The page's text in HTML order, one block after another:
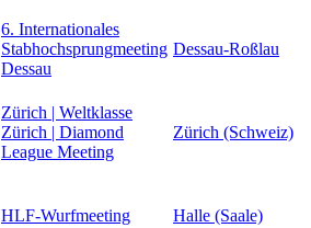
6. Internationales
Stabhochsprungmeeting
Dessau
Dessau-Roßlau
Zürich | Weltklasse
Zürich | Diamond
League Meeting
Zürich (Schweiz)
HLF-Wurfmeeting Halle (Saale)